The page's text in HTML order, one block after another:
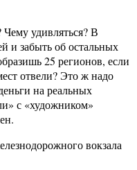
удивляться? В
и забыть об остальных
25 регионов, если
отвели? Это ж надо
на реальных
с «художником»
вокзала